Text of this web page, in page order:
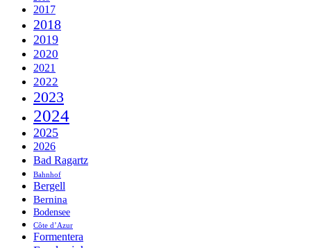
2017
2018
2019
2020
2021
2022
2023
2024
2025
2026
Bad Ragartz
Bahnhof
Bergell
Bernina
Bodensee
Côte d’Azur
Formentera